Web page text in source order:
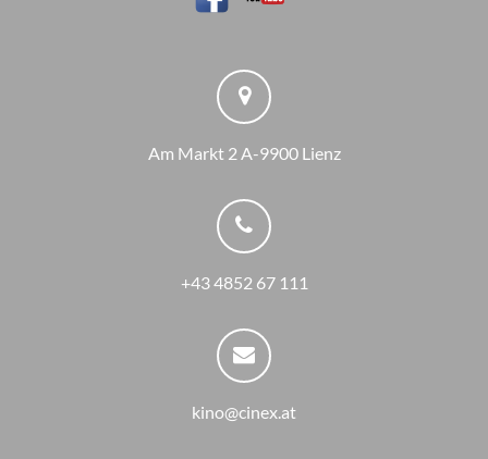
Am Markt 2 A-9900 Lienz
+43 4852 67 111
kino@cinex.at